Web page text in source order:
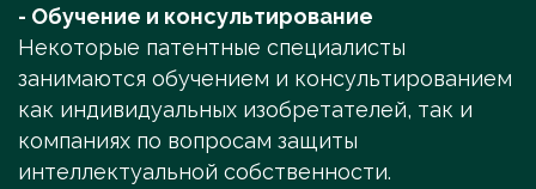
- Обучение и консультирование
Некоторые патентные специалисты
занимаются обучением и консультированием
как индивидуальных изобретателей, так и
компаниях по вопросам защиты
интеллектуальной собственности.